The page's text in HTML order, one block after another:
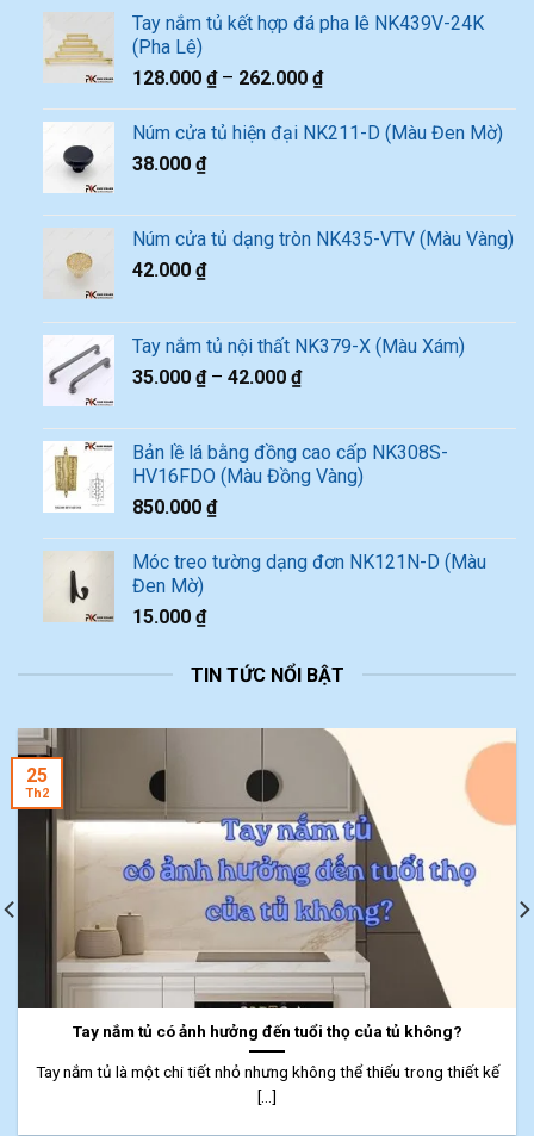
Tay nắm tủ kết hợp đá pha lê NK439V-24K
(Pha Lê)
128.000 ₫– 262.000 ₫
Núm cửa tủ hiện đại NK211-D (Màu Đen Mờ)
38.000 ₫
Núm cửa tủ dạng tròn NK435-VTV (Màu Vàng)
42.000 ₫
Tay nắm tủ nội thất NK379-X (Màu Xám)
35.000 ₫– 42.000 ₫
Bản lề lá bằng đồng cao cấp NK308S-
HV16FDO (Màu Đồng Vàng)
850.000 ₫
Móc treo tường dạng đơn NK121N-D (Màu
Đen Mờ)
15.000 ₫
TIN TỨC NỔI BẬT
Tay nắm tủ có ảnh hưởng đến tuổi thọ của tủ không?
Tay nắm tủ là một chi tiết nhỏ nhưng không thể thiếu trong thiết kế
[...]
25
Th2